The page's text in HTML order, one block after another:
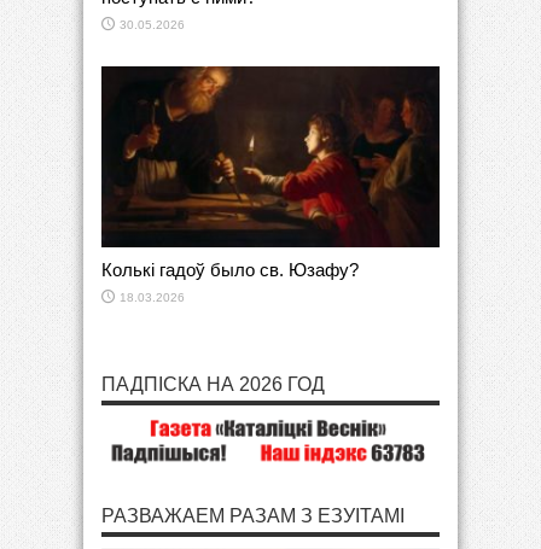
30.05.2026
Колькі гадоў было св. Юзафу?
18.03.2026
ПАДПІСКА НА 2026 ГОД
РАЗВАЖАЕМ РАЗАМ З ЕЗУІТАМІ